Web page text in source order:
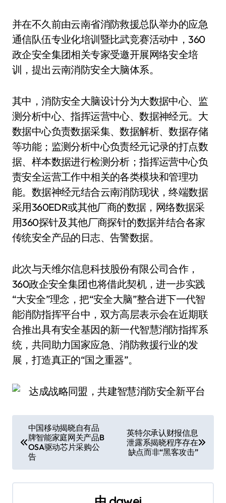
并在不久前由云南省消防救援总队举办的应急
通信队伍专业化培训暨比武竞赛活动中，360
政企安全集团相关专家受邀开展网络安全培
训，提出云南消防安全大脑体系。
其中，消防安全大脑设计分为大数据中心、监
测分析中心、指挥运营中心、数据神经元。大
数据中心负责数据采集、数据解析、数据存储
等功能；监测分析中心负责经元记录的打点数
据、样本数据进行检测分析；指挥运营中心负
责安全运营工作中相关的各类模块和管理功
能。数据神经元结合云南消防现状，终端数据
采用360EDR或其他厂商的数据，网络数据采
用360探针及其他厂商探针的数据并结合各家
传统安全产品的日志、告警数据。
此次与天维尔信息科技股份有限公司合作，
360政企安全集团也将借此契机，进一步实践
“大安全”理念，把“安全大脑”整合进下一代智
能消防指挥平台中，双方高层表示会在近期联
合推出具有安全基因的新一代智慧消防指挥系
统，共同助力国家应急、消防救援行业的发
展，打造真正的“国之重器”。
章
导
航
中国移动揭晓自有品
牌智能家庭网关产品B
OSA驱动芯片采购公
告
英特尔承认财报信息
泄露系揭晓程序存在
缺点而非“黑客攻击”